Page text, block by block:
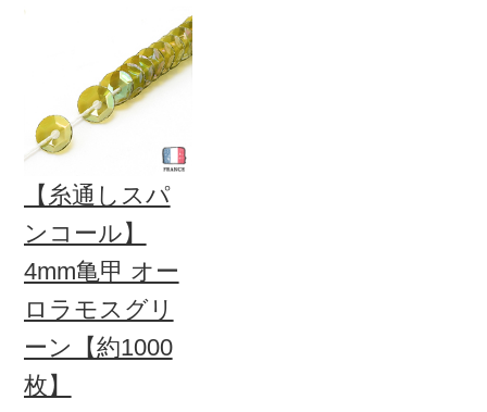
【糸通しスパ
ンコール】
4mm亀甲 オー
ロラモスグリ
ーン【約1000
枚】